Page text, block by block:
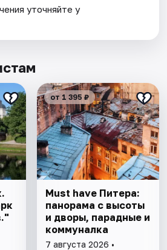
уточняйте у
от 1 395 ₽
Must have Питера:
панорама с высоты
и дворы, парадные и
коммуналка
7 августа 2026 •